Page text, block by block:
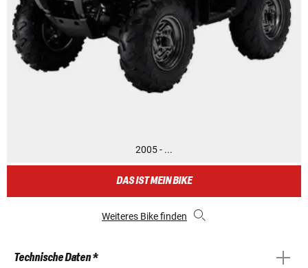
2005 - ...
DAS IST MEIN BIKE
Weiteres Bike finden
Technische Daten *